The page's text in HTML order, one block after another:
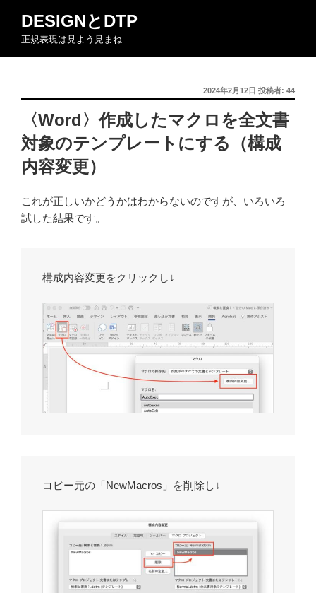
ン
DESIGNとDTP
正規表現は見よう見まね
投
稿
日:
2024年2月12日 投稿者: 44
〈Word〉作成したマクロを全文書
対象のテンプレートにする（構成
内容変更）
これが正しいかどうかはわからないのですが、いろいろ
試した結果です。
構成内容変更をクリックし↓
コピー元の「NewMacros」を削除し↓